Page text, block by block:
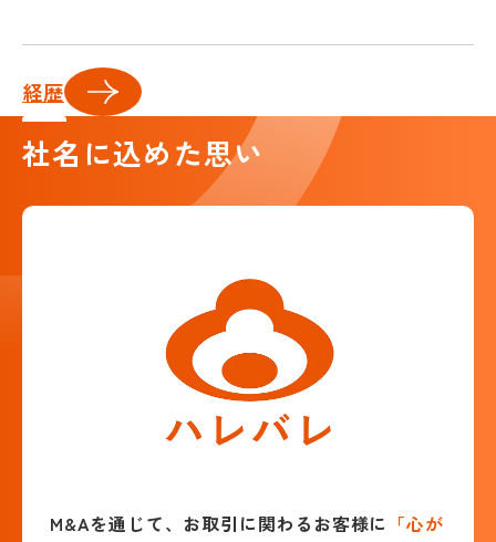
経歴
社名に込めた思い
M&Aを通じて、お取引に関わるお客様に 「心が